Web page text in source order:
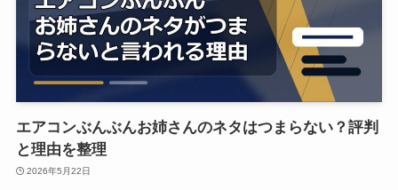
エアコンぶんぶんお姉さんのネタはつまらない？評判
と理由を整理
2026年5月22日